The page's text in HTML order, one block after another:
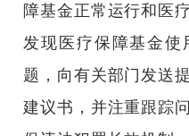
障基金正常运行和医
发现医疗保障基金使
题，向有关部门发送
建议书，并注重跟踪